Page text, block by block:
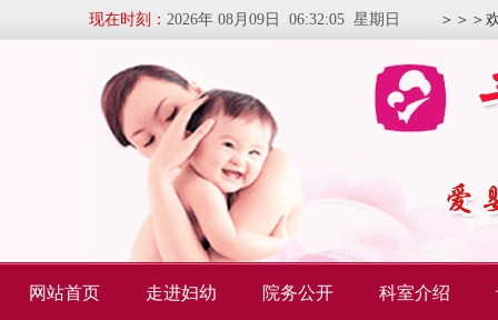
现在时刻： 2026年 08月09日 06:32:06 星期日 ＞＞＞
网站首页 走进妇幼 院务公开 科室介绍